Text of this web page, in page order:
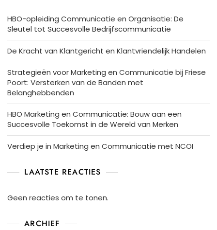
HBO-opleiding Communicatie en Organisatie: De
Sleutel tot Succesvolle Bedrijfscommunicatie
De Kracht van Klantgericht en Klantvriendelijk Handelen
Strategieën voor Marketing en Communicatie bij Friese
Poort: Versterken van de Banden met
Belanghebbenden
HBO Marketing en Communicatie: Bouw aan een
Succesvolle Toekomst in de Wereld van Merken
Verdiep je in Marketing en Communicatie met NCOI
LAATSTE REACTIES
Geen reacties om te tonen.
ARCHIEF